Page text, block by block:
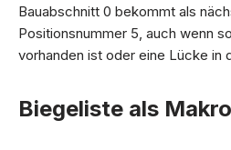
Bauabschnitt 0 bekommt als
Positionsnummer 5, auch wenn
vorhanden ist oder eine Lücke in
Biegeliste als Makro